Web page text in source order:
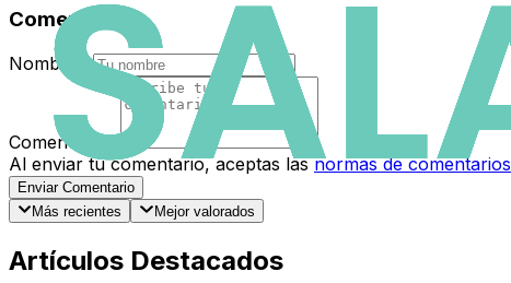
Comentarios
Nombre *
Comentario *
Al enviar tu comentario, aceptas las normas de comentarios
Enviar Comentario
Más recientes
Mejor valorados
Artículos Destacados